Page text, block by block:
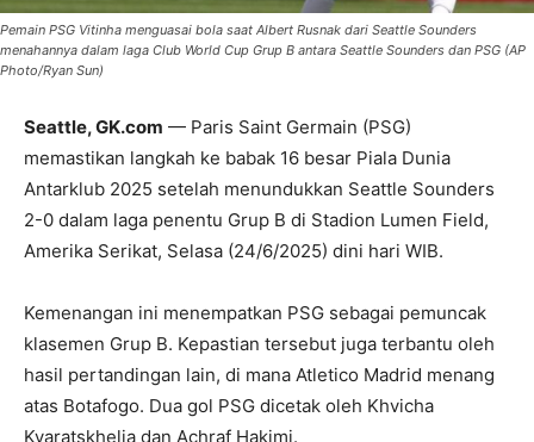
Pemain PSG Vitinha menguasai bola saat Albert Rusnak dari Seattle Sounders
menahannya dalam laga Club World Cup Grup B antara Seattle Sounders dan PSG (AP
Photo/Ryan Sun)
Seattle, GK.com — Paris Saint Germain (PSG)
memastikan langkah ke babak 16 besar Piala Dunia
Antarklub 2025 setelah menundukkan Seattle Sounders
2-0 dalam laga penentu Grup B di Stadion Lumen Field,
Amerika Serikat, Selasa (24/6/2025) dini hari WIB.
Kemenangan ini menempatkan PSG sebagai pemuncak
klasemen Grup B. Kepastian tersebut juga terbantu oleh
hasil pertandingan lain, di mana Atletico Madrid menang
atas Botafogo. Dua gol PSG dicetak oleh Khvicha
Kvaratskhelia dan Achraf Hakimi.